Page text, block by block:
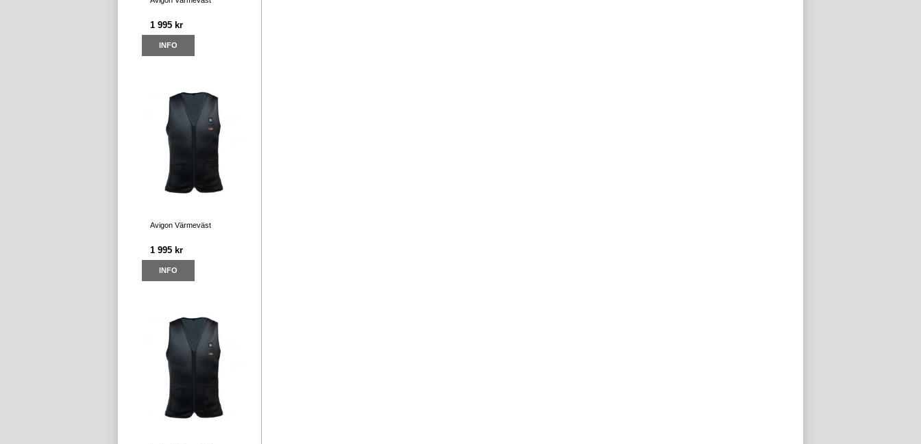
1 995 kr
INFO
Avigon Värmeväst
1 995 kr
INFO